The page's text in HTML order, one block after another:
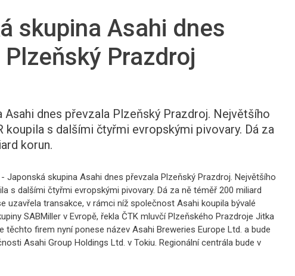
skupina Asahi dnes
Prazdroj
Asahi dnes převzala Plzeňský Prazdroj. Největšího
koupila s dalšími čtyřmi evropskými pivovary. Dá za
korun.
Japonská skupina Asahi dnes převzala Plzeňský Prazdroj. Největšího
s dalšími čtyřmi evropskými pivovary. Dá za ně téměř 200 miliard
uzavřela transakce, v rámci níž společnost Asahi koupila bývalé
SABMiller v Evropě, řekla ČTK mluvčí Plzeňského Prazdroje Jitka
těchto firem nyní ponese název Asahi Breweries Europe Ltd. a bude
Asahi Group Holdings Ltd. v Tokiu. Regionální centrála bude v